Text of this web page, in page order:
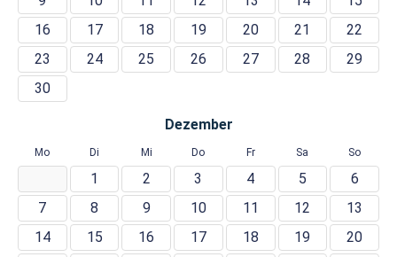
16
17 18 19 20 21
22
23
24 25 26 27 28
29
30
Dezember
Mo Di Mi Do Fr Sa So
1 2 3 4 5
6
7
8 9 10 11 12
13
14
15 16 17 18 19
20